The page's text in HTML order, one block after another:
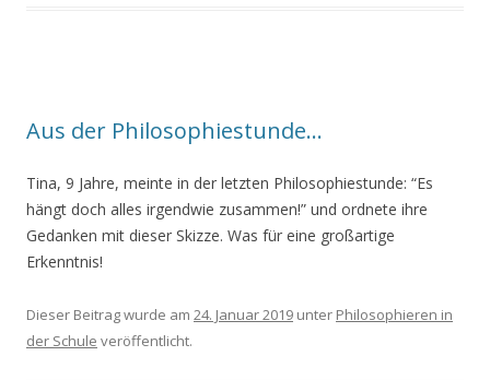
Aus der Philosophiestunde…
Tina, 9 Jahre, meinte in der letzten Philosophiestunde: “Es
hängt doch alles irgendwie zusammen!” und ordnete ihre
Gedanken mit dieser Skizze. Was für eine großartige
Erkenntnis!
Dieser Beitrag wurde am 24. Januar 2019 unter Philosophieren in
der Schule veröffentlicht.